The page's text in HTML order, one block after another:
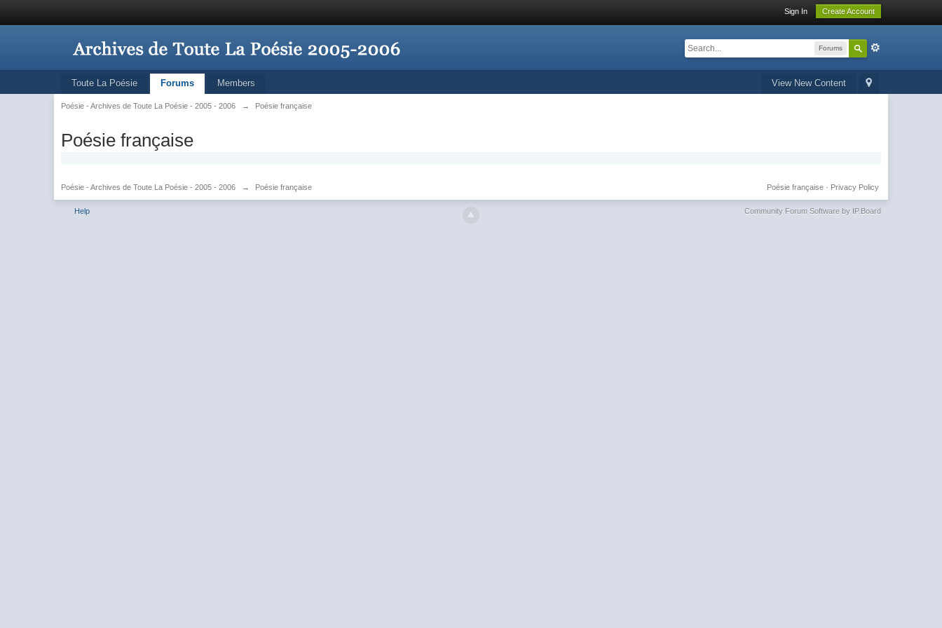
Sign In Create Account
Forums
View New Content
Toute La Poésie Forums Members
Poésie - Archives de Toute La Poésie - 2005 - 2006 → Poésie française
Poésie française
Poésie - Archives de Toute La Poésie - 2005 - 2006 → Poésie française Privacy Policy
Poésie française·
Help Community Forum Software by IP.Board